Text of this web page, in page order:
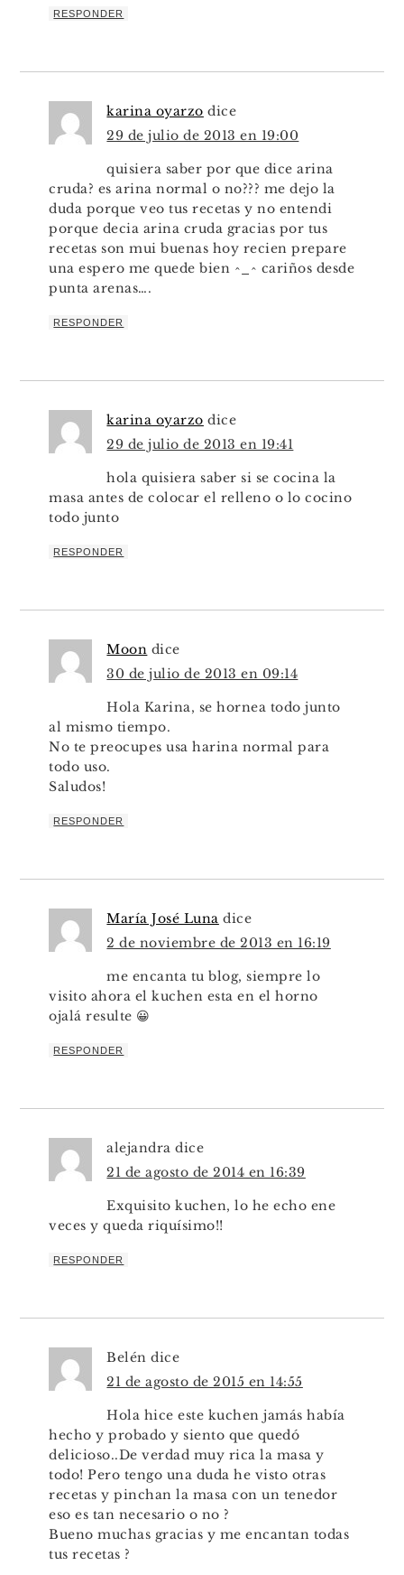
RESPONDER
karina oyarzo dice
29 de julio de 2013 en 19:00
quisiera saber por que dice arina
cruda? es arina normal o no??? me dejo la
duda porque veo tus recetas y no entendi
porque decia arina cruda gracias por tus
recetas son mui buenas hoy recien prepare
una espero me quede bien ^_^ cariños desde
punta arenas….
RESPONDER
karina oyarzo dice
29 de julio de 2013 en 19:41
hola quisiera saber si se cocina la
masa antes de colocar el relleno o lo cocino
todo junto
RESPONDER
Moon dice
30 de julio de 2013 en 09:14
Hola Karina, se hornea todo junto
al mismo tiempo.
No te preocupes usa harina normal para
todo uso.
Saludos!
RESPONDER
María José Luna dice
2 de noviembre de 2013 en 16:19
me encanta tu blog, siempre lo
visito ahora el kuchen esta en el horno
ojalá resulte 😀
RESPONDER
alejandra dice
21 de agosto de 2014 en 16:39
Exquisito kuchen, lo he echo ene
veces y queda riquísimo!!
RESPONDER
Belén dice
21 de agosto de 2015 en 14:55
Hola hice este kuchen jamás había
hecho y probado y siento que quedó
delicioso..De verdad muy rica la masa y
todo! Pero tengo una duda he visto otras
recetas y pinchan la masa con un tenedor
eso es tan necesario o no ?
Bueno muchas gracias y me encantan todas
tus recetas ?